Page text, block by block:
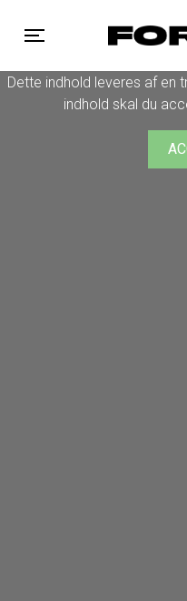
Toggle navigation
Dette indhold leveres af en
indhold skal du